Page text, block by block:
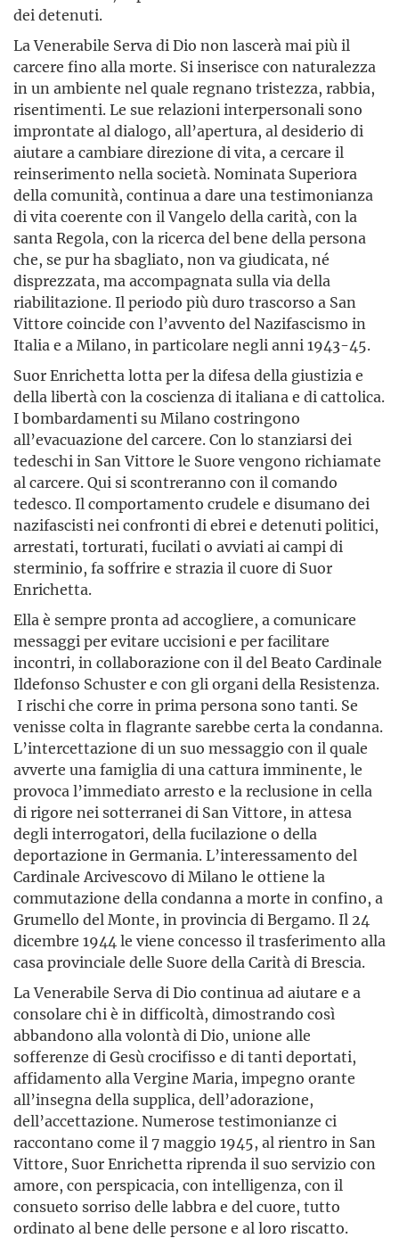
dei detenuti.
La Venerabile Serva di Dio non lascerà mai più il
carcere fino alla morte. Si inserisce con naturalezza
in un ambiente nel quale regnano tristezza, rabbia,
risentimenti. Le sue relazioni interpersonali sono
improntate al dialogo, all’apertura, al desiderio di
aiutare a cambiare direzione di vita, a cercare il
reinserimento nella società. Nominata Superiora
della comunità, continua a dare una testimonianza
di vita coerente con il Vangelo della carità, con la
santa Regola, con la ricerca del bene della persona
che, se pur ha sbagliato, non va giudicata, né
disprezzata, ma accompagnata sulla via della
riabilitazione. Il periodo più duro trascorso a San
Vittore coincide con l’avvento del Nazifascismo in
Italia e a Milano, in particolare negli anni 1943-45.
Suor Enrichetta lotta per la difesa della giustizia e
della libertà con la coscienza di italiana e di cattolica.
I bombardamenti su Milano costringono
all’evacuazione del carcere. Con lo stanziarsi dei
tedeschi in San Vittore le Suore vengono richiamate
al carcere. Qui si scontreranno con il comando
tedesco. Il comportamento crudele e disumano dei
nazifascisti nei confronti di ebrei e detenuti politici,
arrestati, torturati, fucilati o avviati ai campi di
sterminio, fa soffrire e strazia il cuore di Suor
Enrichetta.
Ella è sempre pronta ad accogliere, a comunicare
messaggi per evitare uccisioni e per facilitare
incontri, in collaborazione con il del Beato Cardinale
Ildefonso Schuster e con gli organi della Resistenza.
I rischi che corre in prima persona sono tanti. Se
venisse colta in flagrante sarebbe certa la condanna.
L’intercettazione di un suo messaggio con il quale
avverte una famiglia di una cattura imminente, le
provoca l’immediato arresto e la reclusione in cella
di rigore nei sotterranei di San Vittore, in attesa
degli interrogatori, della fucilazione o della
deportazione in Germania. L’interessamento del
Cardinale Arcivescovo di Milano le ottiene la
commutazione della condanna a morte in confino, a
Grumello del Monte, in provincia di Bergamo. Il 24
dicembre 1944 le viene concesso il trasferimento alla
casa provinciale delle Suore della Carità di Brescia.
La Venerabile Serva di Dio continua ad aiutare e a
consolare chi è in difficoltà, dimostrando così
abbandono alla volontà di Dio, unione alle
sofferenze di Gesù crocifisso e di tanti deportati,
affidamento alla Vergine Maria, impegno orante
all’insegna della supplica, dell’adorazione,
dell’accettazione. Numerose testimonianze ci
raccontano come il 7 maggio 1945, al rientro in San
Vittore, Suor Enrichetta riprenda il suo servizio con
amore, con perspicacia, con intelligenza, con il
consueto sorriso delle labbra e del cuore, tutto
ordinato al bene delle persone e al loro riscatto.